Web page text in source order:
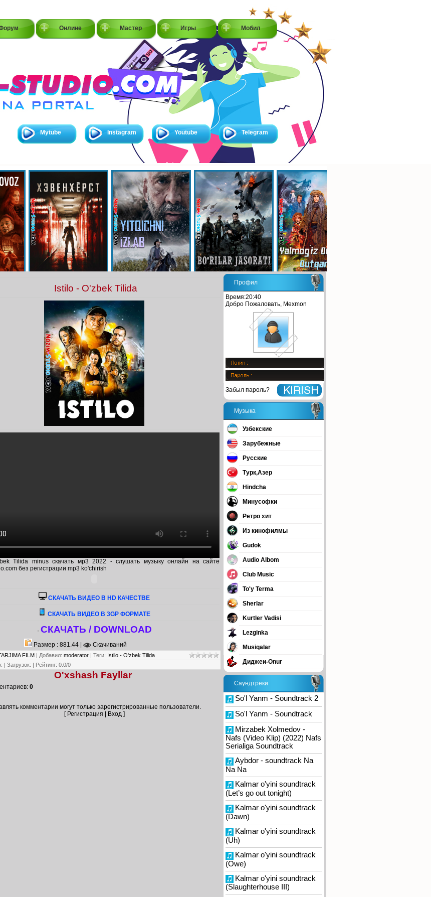
Онлине Мастер Игры Мобил
Mytube Instagram Youtube Telegram
Istilo - O'zbek Tilida
Tilida minus скачать мр3 2022 - слушать музыку онлайн на сайте
без регистрации mp3 ko'chirish
CКАЧАТЬ ВИДЕО В HD КАЧЕСТВЕ
СКАЧАТЬ ВИДЕО В 3GP ФОРМАТЕ
· СКАЧАТЬ / DOWNLOAD
Размер : 881.44 | Скачиваний
FILM | Добавил: moderator | Теги: Istilo - O'zbek Tilida
: | Загрузок: | Рейтинг: 0.0/0
O'xshash Fayllar
: 0
комментарии могут только зарегистрированные пользователи.
[ Регистрация Вход]
Профил
Время:20:40
Добро Пожаловать, Mexmon
Забыл пароль?
Музыка
Узбекские
Зарубежные
Русские
Турк,Азер
Hindcha
Минусофки
Ретро хит
Из кинофилмы
Gudok
Audio Albom
Club Music
To'y Terma
Sherlar
Kurtler Vadisi
Lezginka
Musiqalar
Диджеи-Onur
Саундтреки
So'l Yanm - Soundtrack 2
So'l Yanm - Soundtrack
Mirzabek Xolmedov -
Nafs (Video Klip) (2022) Nafs
Serialiga Soundtrack
Aybdor - soundtrack Na
Na Na
Kalmar o'yini soundtrack
(Let’s go out tonight)
Kalmar o'yini soundtrack
(Dawn)
Kalmar o'yini soundtrack
(Uh)
Kalmar o'yini soundtrack
(Owe)
Kalmar o'yini soundtrack
(Slaughterhouse III)